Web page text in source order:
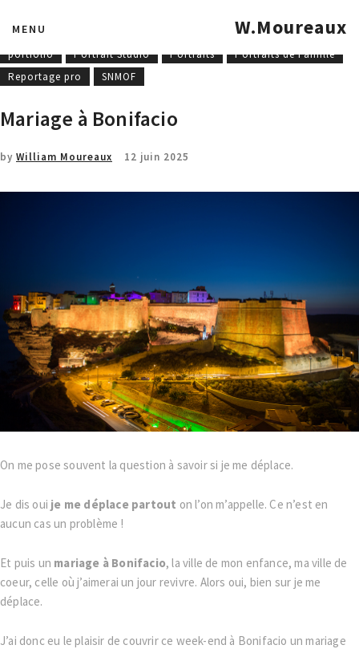
MENU W.Moureaux
mannequinat
Photographies industrielles
portfolio
Portrait Studio Portraits
Portraits de Famille
Reportage pro
SNMOF
Mariage à Bonifacio
by William Moureaux 12 juin 2025
On me pose souvent la question à savoir si je me déplace.
Je dis oui je me déplace partout on l’on m’appelle. Ce n’est en
aucun cas un problème !
Et puis un mariage à Bonifacio, la ville de mon enfance, ma ville de
coeur, celle où j’aimerai un jour revivre. Alors oui, bien sur je me
déplace.
J’ai donc eu le plaisir de couvrir ce week-end à Bonifacio un mariage